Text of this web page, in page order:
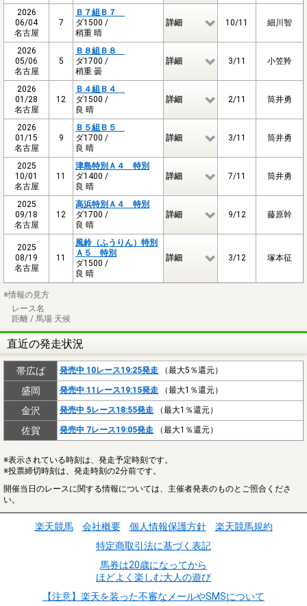
2026
06/04
名古屋
7
Ｂ７組Ｂ７
ダ1500 /
稍重 晴
詳細 10/11 細川智
2026
05/06
名古屋
5
Ｂ８組Ｂ８
ダ1700 /
稍重 曇
詳細 3/11 小笠羚
2026
01/28
名古屋
12
Ｂ４組Ｂ４
ダ1500 /
良 晴
詳細 2/11 筒井勇
2026
01/15
名古屋
9
Ｂ５組Ｂ５
ダ1700 /
良 晴
詳細 3/11 筒井勇
2025
10/01
名古屋
11
津島特別Ａ４ 特別
ダ1400 /
良 晴
詳細 7/11 筒井勇
2025
09/18
名古屋
12
高浜特別Ａ４ 特別
ダ1700 /
良 晴
詳細 9/12 藤原幹
2025
08/19
名古屋
11
風鈴（ふうりん）特別
Ａ５ 特別
ダ1500 /
良 晴
詳細 3/12 塚本征
※情報の見方
レース名
距離 / 馬場 天候
直近の発走状況
帯広ば 発売中 10レース19:25発走 （最大5％還元）
盛岡 発売中 11レース19:15発走 （最大1％還元）
金沢 発売中 5レース18:55発走 （最大1％還元）
佐賀 発売中 7レース19:05発走 （最大1％還元）
※表示されている時刻は、発走予定時刻です。
※投票締切時刻は、発走時刻の2分前です。
開催当日のレースに関する情報については、主催者発表のものとご照合くださ
い。
楽天競馬 会社概要 個人情報保護方針
楽天競馬規約
特定商取引法に基づく表記
馬券は20歳になってから
ほどよく楽しむ大人の遊び
【注意】楽天を装った不審なメールやSMSについて